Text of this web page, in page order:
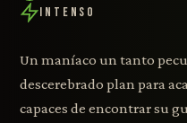
Intenso
Un maníaco un tanto
descerebrado plan para
capaces de encontrar su